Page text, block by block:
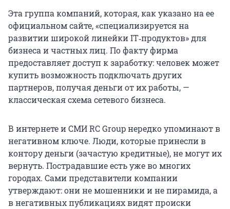
Эта группа компаний, которая, как указано на ее
официальном сайте, «специализируется на
развитии широкой линейки IT‑продуктов» для
бизнеса и частных лиц. По факту фирма
предоставляет доступ к заработку: человек может
купить возможность подключать других
партнеров, получая деньги от их работы, —
классическая схема сетевого бизнеса.
В интернете и СМИ RC Group нередко упоминают в
негативном ключе. Люди, которые принесли в
контору деньги (зачастую кредитные), не могут их
вернуть. Пострадавшие есть уже во многих
городах. Сами представители компании
утверждают: они не мошенники и не пирамида, а
в негативных публикациях видят происки